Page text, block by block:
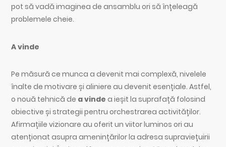
pot să vadă imaginea de ansamblu ori să înțeleagă
problemele cheie.
A vinde
Pe măsură ce munca a devenit mai complexă, nivelele
înalte de motivare și aliniere au devenit esențiale. Astfel,
o nouă tehnică de a vinde a ieșit la suprafață folosind
obiective și strategii pentru orchestrarea activităților.
Afirmațiile vizionare au oferit un viitor luminos ori au
atenționat asupra amenințărilor la adresa supraviețuirii